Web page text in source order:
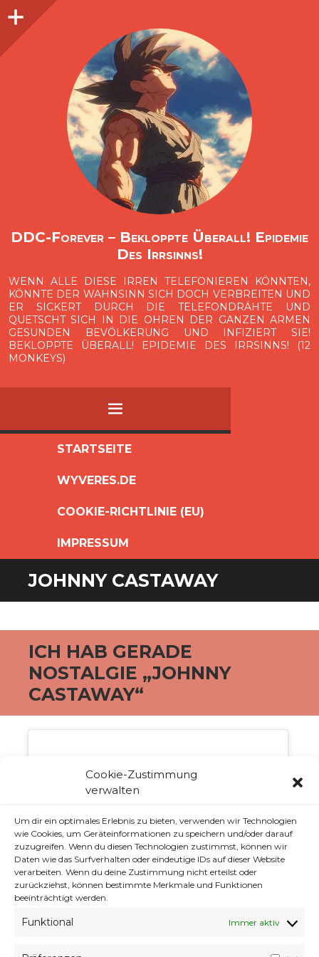
Cookie-Zustimmung
verwalten
Um dir ein optimales Erlebnis zu bieten, verwenden wir Technologien
wie Cookies, um Geräteinformationen zu speichern und/oder darauf
zuzugreifen. Wenn du diesen Technologien zustimmst, können wir
Daten wie das Surfverhalten oder eindeutige IDs auf dieser Website
verarbeiten. Wenn du deine Zustimmung nicht erteilst oder
zurückziehst, können bestimmte Merkmale und Funktionen
beeinträchtigt werden.
Funktional Immer aktiv
O
p
e
n
i
d
e
b
a
DDC-Forever – Bekloppte Überall! Epidemie
Des Irrsinns!
WENN ALLE DIESE IRREN TELEFONIEREN KÖNNTEN,
KÖNNTE DER WAHNSINN SICH DOCH VERBREITEN UND
ER SICKERT DURCH DIE TELEFONDRÄHTE UND
QUETSCHT SICH IN DIE OHREN DER GANZEN ARMEN
GESUNDEN BEVÖLKERUNG UND INFIZIERT SIE!
BEKLOPPTE ÜBERALL! EPIDEMIE DES IRRSINNS! (12
MONKEYS)
MENÜ
SPRINGEN
STARTSEITE
WYVERES.DE
COOKIE-RICHTLINIE (EU)
IMPRESSUM
Seitenleiste
JOHNNY CASTAWAY
ICH HAB GERADE
NOSTALGIE „JOHNNY
CASTAWAY“
Klicke auf "Ich stimme zu", um Youtube zu
aktivieren
Cookie-Richtlinie
ICH STIMME ZU